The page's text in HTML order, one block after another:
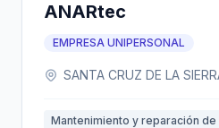
ANARtec
EMPRESA UNIPERSONAL
SANTA CRUZ DE LA
Mantenimiento y reparación